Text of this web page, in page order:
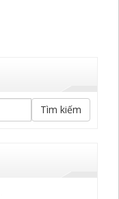
Tìm kiếm